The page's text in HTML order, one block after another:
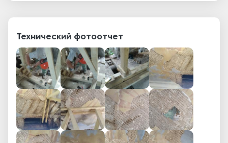
Технический фотоотчет